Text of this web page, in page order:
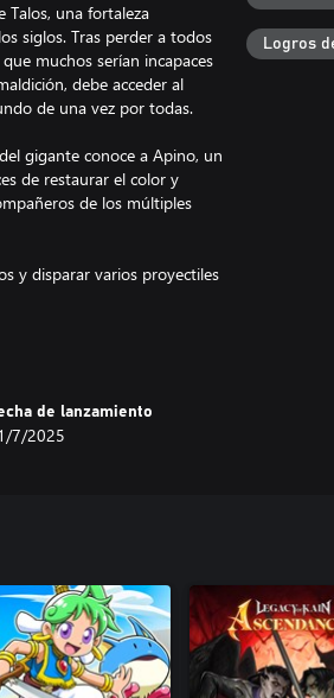
una fortaleza
siglos. Tras perder a todos
muchos serían incapaces
debe acceder al
de una vez por todas.
gigante conoce a Apino, un
de restaurar el color y
de los múltiples
y disparar varios proyectiles
viajar por túneles
jefes cambiando de
puntos débiles de tus
de lanzamiento
7/2025
Logros